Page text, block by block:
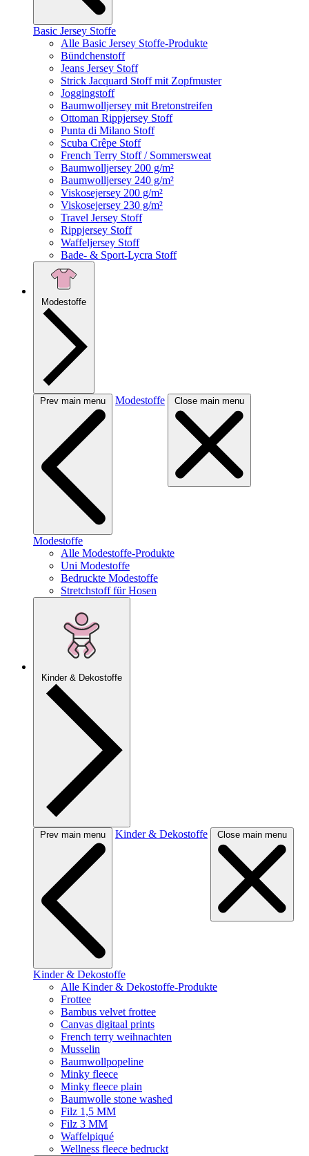
Basic Jersey Stoffe
Alle Basic Jersey Stoffe-Produkte
Bündchenstoff
Jeans Jersey Stoff
Strick Jacquard Stoff mit Zopfmuster
Joggingstoff
Baumwolljersey mit Bretonstreifen
Ottoman Rippjersey Stoff
Punta di Milano Stoff
Scuba Crêpe Stoff
French Terry Stoff / Sommersweat
Baumwolljersey 200 g/m²
Baumwolljersey 240 g/m²
Viskosejersey 200 g/m²
Viskosejersey 230 g/m²
Travel Jersey Stoff
Rippjersey Stoff
Waffeljersey Stoff
Bade- & Sport-Lycra Stoff
Modestoffe
Prev main menu Modestoffe Close main menu
Modestoffe
Alle Modestoffe-Produkte
Uni Modestoffe
Bedruckte Modestoffe
Stretchstoff für Hosen
Kinder & Dekostoffe
Prev main menu Kinder & Dekostoffe Close main menu
Kinder & Dekostoffe
Alle Kinder & Dekostoffe-Produkte
Frottee
Bambus velvet frottee
Canvas digitaal prints
French terry weihnachten
Musselin
Baumwollpopeline
Minky fleece
Minky fleece plain
Baumwolle stone washed
Filz 1,5 MM
Filz 3 MM
Waffelpiqué
Wellness fleece bedruckt